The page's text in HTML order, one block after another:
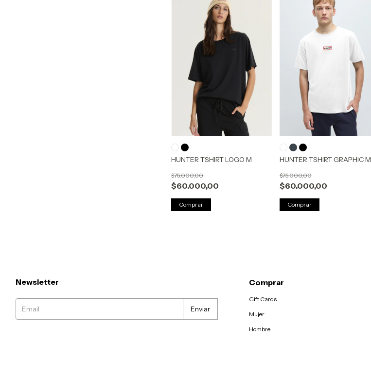
HUNTER TSHIRT LOGO M
$60.000,00
$75.000,00
Comprar
HUNTER TSHIRT GRAPHIC M
$60.000,00
$75.000,00
Comprar
Newsletter Comprar
Gift Cards
Mujer
Hombre